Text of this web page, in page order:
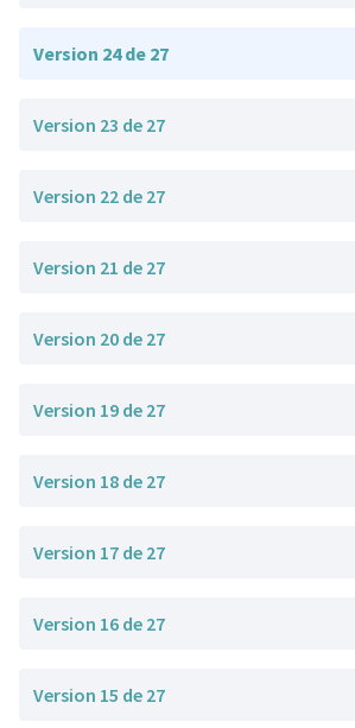
Version 24 de 27
Version 23 de 27
Version 22 de 27
Version 21 de 27
Version 20 de 27
Version 19 de 27
Version 18 de 27
Version 17 de 27
Version 16 de 27
Version 15 de 27